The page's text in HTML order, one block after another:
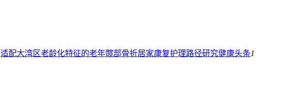
适配大湾区老龄化特征的老年髋部骨折居家康复护理路径研究健康头条1